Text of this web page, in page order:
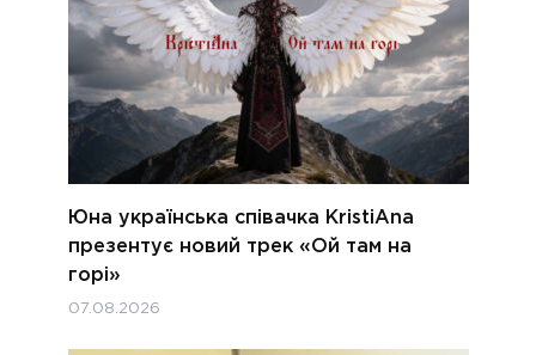
Юна українська співачка KristiAna
презентує новий трек «Ой там на
горі»
07.08.2026